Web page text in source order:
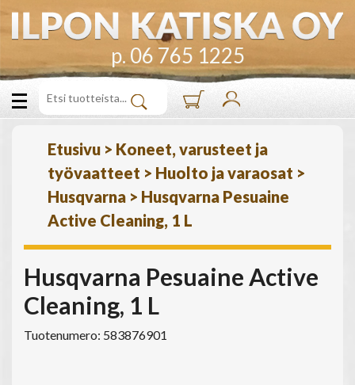
p. 06 765 1225
Etusivu > Koneet, varusteet ja
työvaatteet > Huolto ja varaosat >
Husqvarna > Husqvarna Pesuaine
Active Cleaning, 1 L
Husqvarna Pesuaine Active
Cleaning, 1 L
Tuotenumero: 583876901